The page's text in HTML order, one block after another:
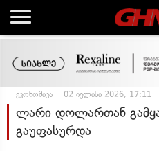
ეკონომიკა 02 ივლისი 2026, 17:11
ლარი დოლართან
გაუფასურდა